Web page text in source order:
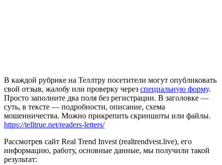
В каждой рубрике на Теллтру посетители могут опубликовать
свой отзыв, жалобу или проверку через специальную форму.
Просто заполните два поля без регистрации. В заголовке —
суть, в тексте — подробности, описание, схема
мошенничества. Можно прикрепить скриншоты или файлы.
https://telltrue.net/readers-letters/
Рассмотрев сайт Real Trend Invest (realtrendvest.live), его
информацию, работу, основные данные, мы получили такой
результат: